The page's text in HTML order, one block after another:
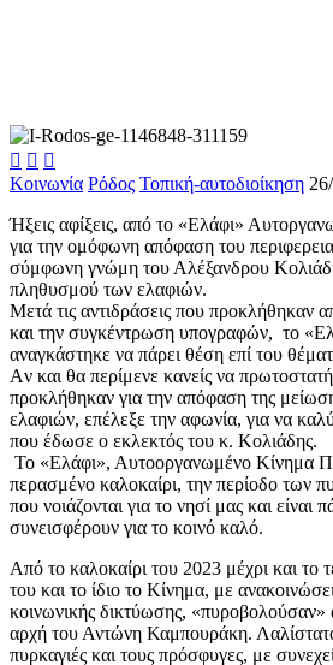
  
Κοινωνία Ρόδος Τοπική-αυτοδιοίκηση
Ήξεις αφίξεις, από το «Ελάφι»
για την ομόφωνη απόφαση του
σύμφωνη γνώμη του Αλέξανδρου
πληθυσμού των ελαφιών.
Μετά τις αντιδράσεις που προκλήθηκαν
και την συγκέντρωση υπογραφών, το
αναγκάστηκε να πάρει θέση επί του
Aν και θα περίμενε κανείς να
προκλήθηκαν για την απόφαση της
ελαφιών, επέλεξε την αφωνία, για να
που έδωσε ο εκλεκτός του κ. Κολιάδης.
Το «Ελάφι», Αυτοοργανωμένο Κίνημα
περασμένο καλοκαίρι, την περίοδο των
που νοιάζονται για το νησί μας και είναι
συνεισφέρουν για το κοινό καλό.
Από το καλοκαίρι του 2023 μέχρι και το
του και το ίδιο το Κίνημα, με
κοινωνικής δικτύωσης,
αρχή του Αντώνη Καμπουράκη.
πυρκαγιές και τους πρόσφυγες, με